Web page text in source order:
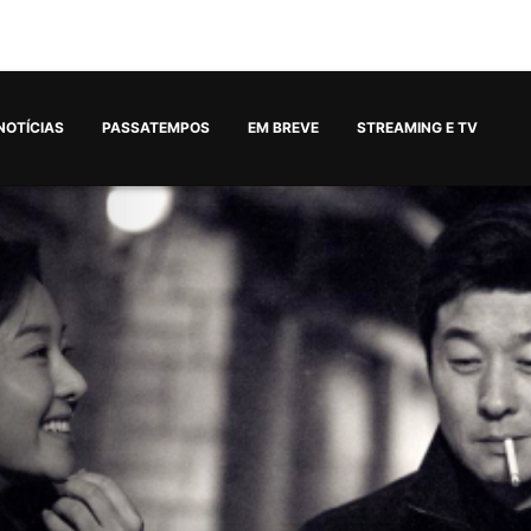
PASSATEMPOS EM BREVE STREAMING E TV